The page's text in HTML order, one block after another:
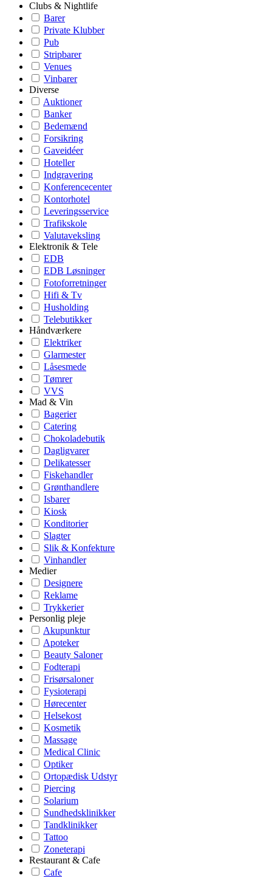
Clubs & Nightlife
Barer
Private Klubber
Pub
Stripbarer
Venues
Vinbarer
Diverse
Auktioner
Banker
Bedemænd
Forsikring
Gaveidéer
Hoteller
Indgravering
Konferencecenter
Kontorhotel
Leveringsservice
Trafikskole
Valutaveksling
Elektronik & Tele
EDB
EDB Løsninger
Fotoforretninger
Hifi & Tv
Husholding
Telebutikker
Håndværkere
Elektriker
Glarmester
Låsesmede
Tømrer
VVS
Mad & Vin
Bagerier
Catering
Chokoladebutik
Dagligvarer
Delikatesser
Fiskehandler
Grønthandlere
Isbarer
Kiosk
Konditorier
Slagter
Slik & Konfekture
Vinhandler
Medier
Designere
Reklame
Trykkerier
Personlig pleje
Akupunktur
Apoteker
Beauty Saloner
Fodterapi
Frisørsaloner
Fysioterapi
Hørecenter
Helsekost
Kosmetik
Massage
Medical Clinic
Optiker
Ortopædisk Udstyr
Piercing
Solarium
Sundhedsklinikker
Tandklinikker
Tattoo
Zoneterapi
Restaurant & Cafe
Cafe